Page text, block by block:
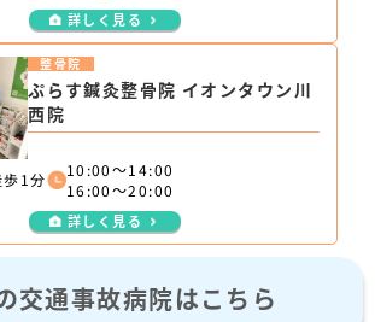
詳しく見る
ぷらす鍼灸整骨院 イオンタウン川
西院
整骨院
1分
10:00～14:00
16:00～20:00
詳しく見る
交通事故病院はこちら